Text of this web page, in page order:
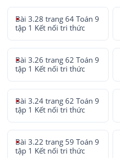
Bài 3.28 trang 64 Toán 9
tập 1 Kết nối tri thức
Bài 3.26 trang 62 Toán 9
tập 1 Kết nối tri thức
Bài 3.24 trang 62 Toán 9
tập 1 Kết nối tri thức
Bài 3.22 trang 59 Toán 9
tập 1 Kết nối tri thức